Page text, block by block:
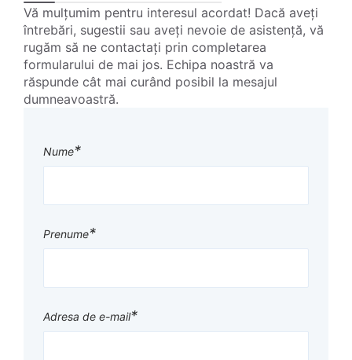
Vă mulțumim pentru interesul acordat! Dacă aveți
întrebări, sugestii sau aveți nevoie de asistență, vă
rugăm să ne contactați prin completarea
formularului de mai jos. Echipa noastră va
răspunde cât mai curând posibil la mesajul
dumneavoastră.
Nume*
Prenume*
Adresa de e-mail*